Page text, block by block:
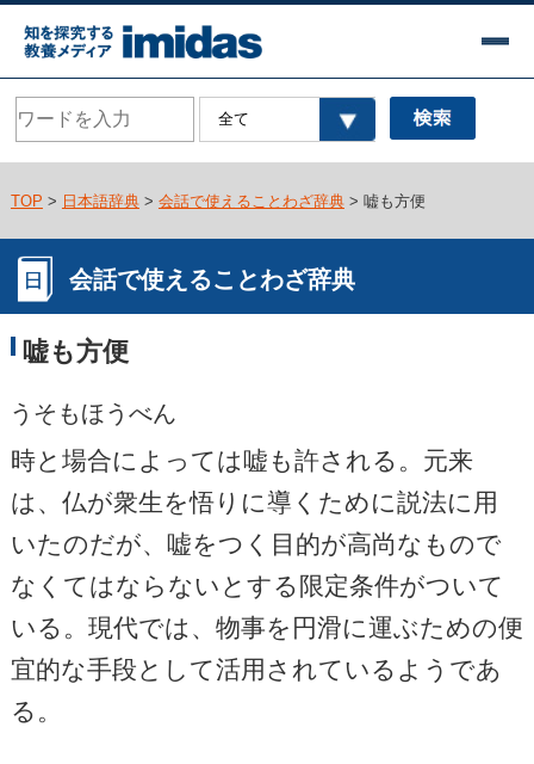
TOP > 日本語辞典> 会話で使えることわざ辞典> 嘘も方便
会話で使えることわざ辞典
嘘も方便
うそもほうべん
時と場合によっては嘘も許される。元来
は、仏が衆生を悟りに導くために説法に用
いたのだが、嘘をつく目的が高尚なもので
なくてはならないとする限定条件がついて
いる。現代では、物事を円滑に運ぶための便
宜的な手段として活用されているようであ
る。